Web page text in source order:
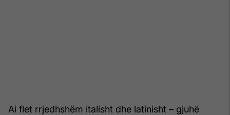
Ai flet rrjedhshëm italisht dhe latinisht – gjuhë